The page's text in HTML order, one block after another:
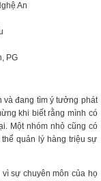
An
PG
và đang tìm ý tưởng phát
khi biết rằng mình có
Một nhóm nhỏ cũng có
quản lý hàng triệu sự
sự chuyên môn của họ